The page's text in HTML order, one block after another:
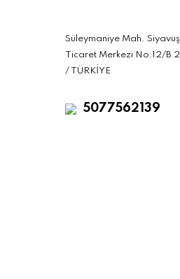
Süleymaniye Mah.
Ticaret Merkezi No:12/B
/ TÜRKİYE
5077562139